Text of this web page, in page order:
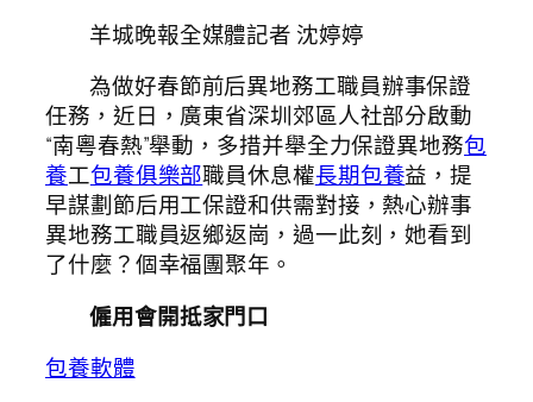
羊城晚報全媒體記者 沈婷婷
為做好春節前后異地務工職員辦事保證
任務，近日，廣東省深圳郊區人社部分啟動
“南粵春熱”舉動，多措并舉全力保證異地務包
養工包養俱樂部職員休息權長期包養益，提
早謀劃節后用工保證和供需對接，熱心辦事
異地務工職員返鄉返崗，過一此刻，她看到
了什麼？個幸福團聚年。
僱用會開抵家門口
包養軟體